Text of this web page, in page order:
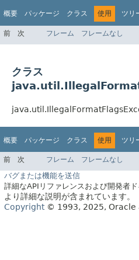
概要 パッケージ クラス 使用 ツリ
前 次 フレーム フレームなし
クラス
概要 パッケージ クラス 使用 ツリ
前 次 フレーム フレームなし
バグまたは機能を送信
詳細なAPIリファレンスおよび開発者ド
より詳細な説明が含まれています。
Copyright© 1993, 2025, Oracle